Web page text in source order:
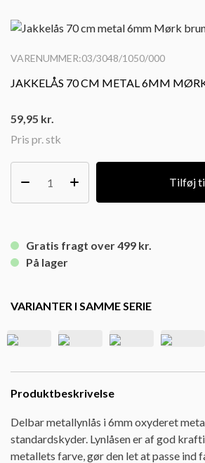
VARENUMMER:03/3048/1050/000
JAKKELÅS 70 CM METAL 6MM
Pris pr. stk
59,95 kr.
Tilføj
Gratis fragt over 499 kr.
På lager
VARIANTER I SAMME SERIE
Produktbeskrivelse
Delbar metallynlås i 6mm oxyderet
standardskyder. Lynlåsen er af god
metallets farve, gør den let at passe ind